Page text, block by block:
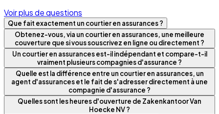
Voir plus de questions
Que fait exactement un courtier en assurances ?
Obtenez-vous, via un courtier en assurances, une meilleure
couverture que si vous souscrivez en ligne ou directement ?
Un courtier en assurances est-il indépendant et compare-t-il
vraiment plusieurs compagnies d'assurance ?
Quelle est la différence entre un courtier en assurances, un
agent d'assurances et le fait de s'adresser directement à une
compagnie d'assurance ?
Quelles sont les heures d'ouverture de Zakenkantoor Van
Hoecke NV ?